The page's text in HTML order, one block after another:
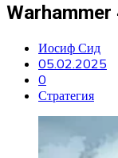
Иосиф Сид
05.02.2025
0
Стратегия